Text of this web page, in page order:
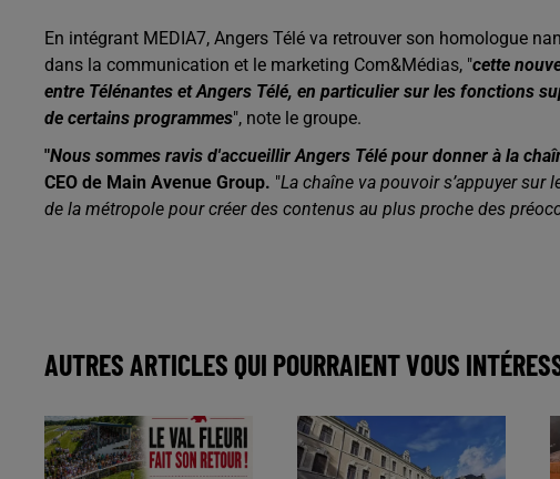
En intégrant MEDIA7, Angers Télé va retrouver son homologue
dans la communication et le marketing Com&Médias, "cette
entre Télénantes et Angers Télé, en particulier sur les fonctions
de certains programmes", note le groupe.
"Nous sommes ravis d'accueillir Angers Télé pour donner à la
CEO de Main Avenue Group. "La chaîne va pouvoir s’appuyer
de la métropole pour créer des contenus au plus proche des
AUTRES ARTICLES QUI POURRAIENT VOUS